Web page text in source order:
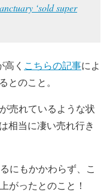
‘sold super
く こちらの記事によ
とのこと。
売れているような状
相当に凄い売れ行き
にもかかわらず、こ
がったとのこと！